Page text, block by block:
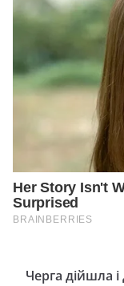
Черга дійшла